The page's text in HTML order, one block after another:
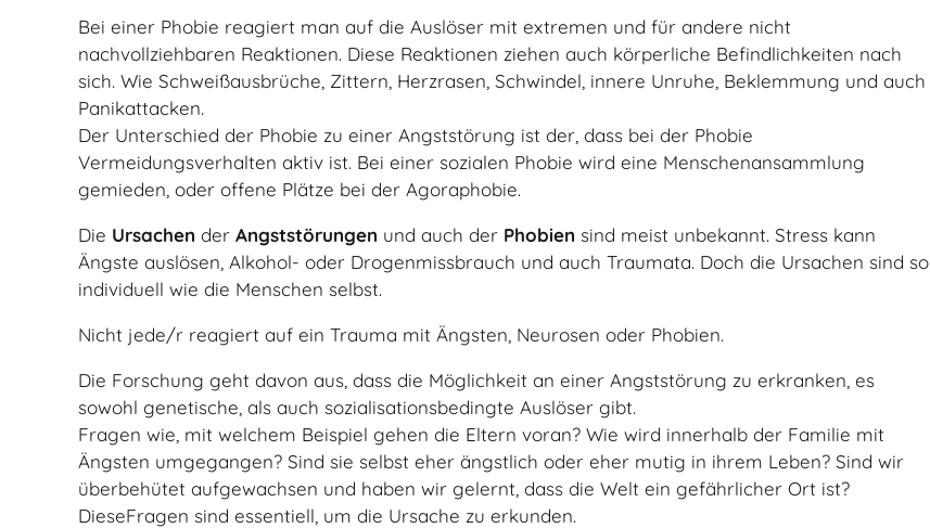
Bei einer Phobie reagiert man auf die Auslöser mit extremen und für andere nicht
nachvollziehbaren Reaktionen. Diese Reaktionen ziehen auch körperliche Befindlichkeiten nach
sich. Wie Schweißausbrüche, Zittern, Herzrasen, Schwindel, innere Unruhe, Beklemmung und auch
Panikattacken.
Der Unterschied der Phobie zu einer Angststörung ist der, dass bei der Phobie
Vermeidungsverhalten aktiv ist. Bei einer sozialen Phobie wird eine Menschenansammlung
gemieden, oder offene Plätze bei der Agoraphobie.
Die Ursachen der Angststörungen und auch der Phobien sind meist unbekannt. Stress kann
Ängste auslösen, Alkohol- oder Drogenmissbrauch und auch Traumata. Doch die Ursachen sind so
individuell wie die Menschen selbst.
Nicht jede/r reagiert auf ein Trauma mit Ängsten, Neurosen oder Phobien.
Die Forschung geht davon aus, dass die Möglichkeit an einer Angststörung zu erkranken, es
sowohl genetische, als auch sozialisationsbedingte Auslöser gibt.
Fragen wie, mit welchem Beispiel gehen die Eltern voran? Wie wird innerhalb der Familie mit
Ängsten umgegangen? Sind sie selbst eher ängstlich oder eher mutig in ihrem Leben? Sind wir
überbehütet aufgewachsen und haben wir gelernt, dass die Welt ein gefährlicher Ort ist?
DieseFragen sind essentiell, um die Ursache zu erkunden.